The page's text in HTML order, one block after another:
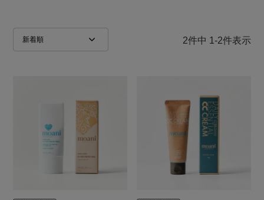
人気順
新着順
価格が安い順
価格が高い順
レビュー順 2件中 1 -2件表示